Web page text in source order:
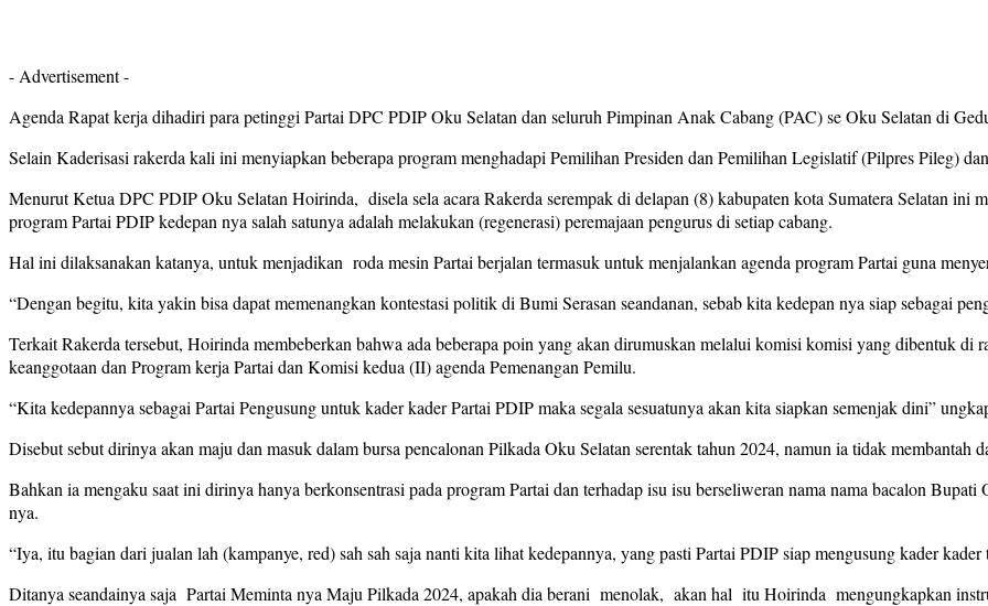
- Advertisement -
Agenda Rapat kerja dihadiri para petinggi Partai DPC PDIP Oku Selatan dan seluruh Pimpinan Anak Cabang (PAC) se Oku Selatan di
Selain Kaderisasi rakerda kali ini menyiapkan beberapa program menghadapi Pemilihan Presiden dan Pemilihan Legislatif (Pilpres Pileg)
Menurut Ketua DPC PDIP Oku Selatan Hoirinda, disela sela acara Rakerda serempak di delapan (8) kabupaten kota Sumatera Selatan ini
program Partai PDIP kedepan nya salah satunya adalah melakukan (regenerasi) peremajaan pengurus di setiap cabang.
Hal ini dilaksanakan katanya, untuk menjadikan roda mesin Partai berjalan termasuk untuk menjalankan agenda program Partai guna
“Dengan begitu, kita yakin bisa dapat memenangkan kontestasi politik di Bumi Serasan seandanan, sebab kita kedepan nya siap sebagai
Terkait Rakerda tersebut, Hoirinda membeberkan bahwa ada beberapa poin yang akan dirumuskan melalui komisi komisi yang dibentuk
keanggotaan dan Program kerja Partai dan Komisi kedua (II) agenda Pemenangan Pemilu.
“Kita kedepannya sebagai Partai Pengusung untuk kader kader Partai PDIP maka segala sesuatunya akan kita siapkan semenjak dini”
Disebut sebut dirinya akan maju dan masuk dalam bursa pencalonan Pilkada Oku Selatan serentak tahun 2024, namun ia tidak membantah
Bahkan ia mengaku saat ini dirinya hanya berkonsentrasi pada program Partai dan terhadap isu isu berseliweran nama nama bacalon
nya.
“Iya, itu bagian dari jualan lah (kampanye, red) sah sah saja nanti kita lihat kedepannya, yang pasti Partai PDIP siap mengusung kader
Ditanya seandainya saja Partai Meminta nya Maju Pilkada 2024, apakah dia berani menolak, akan hal itu Hoirinda mengungkapkan